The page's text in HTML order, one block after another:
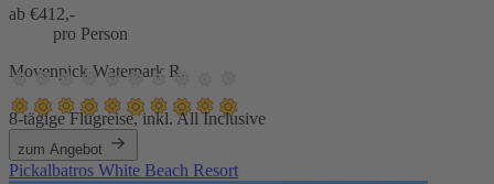
ab €412,-
pro Person
Movenpick Waterpark R.
8-tägige Flugreise, inkl. All Inclusive
zum Angebot
Pickalbatros White Beach Resort